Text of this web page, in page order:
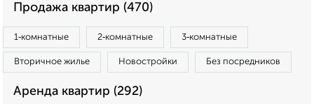
Продажа квартир (470)
1‑комнатные 2‑комнатные 3‑комнатные
Вторичное жилье Новостройки Без посредников
Аренда квартир (292)